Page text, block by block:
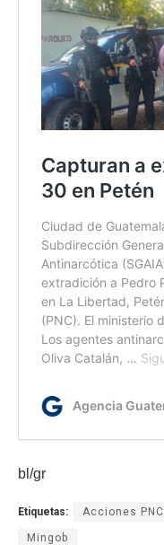
bl/gr
Etiquetas: Acciones PNC
Mingob